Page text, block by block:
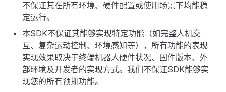
不保证其在所有环境、硬件配置或使用场景下均能稳
定运行。
本SDK不保证其能够实现特定功能（如完整人机交
互、复杂运动控制、环境感知等），所有功能的表现
实现效果取决于终端机器人硬件状况、固件版本、外
部环境及开发者的实现方式。我们不保证SDK能够实
现您的所有预期功能。